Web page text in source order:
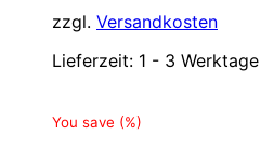
zzgl. Versandkosten
Lieferzeit: 1 - 3 Werktage
You save (%)